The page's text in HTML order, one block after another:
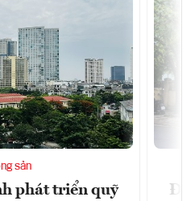
sản
phát triển quỹ
Đà